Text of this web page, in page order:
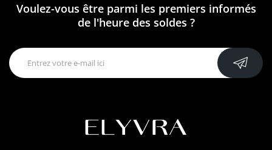
Voulez-vous être parmi les premiers informés
de l'heure des soldes ?